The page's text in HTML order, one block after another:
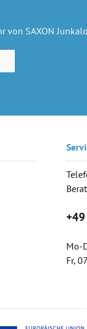
SAXON
Mo-
Fr,